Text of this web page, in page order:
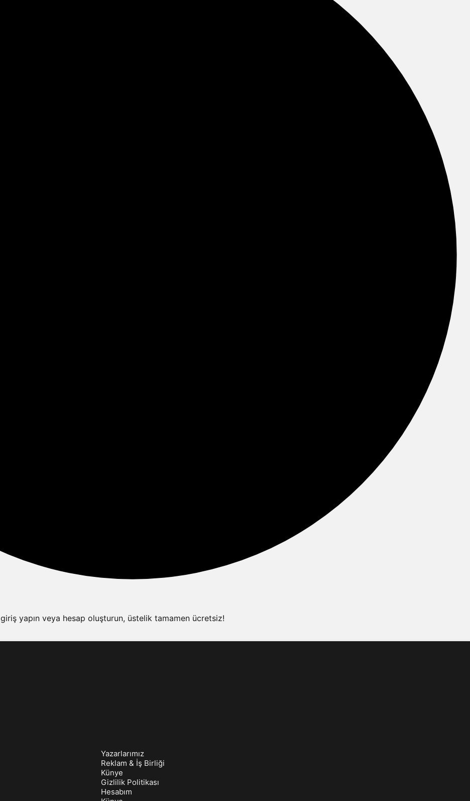
yapın veya hesap oluşturun, üstelik tamamen ücretsiz!
Yazarlarımız
Reklam & İş Birliği
Künye
Gizlilik Politikası
Hesabım